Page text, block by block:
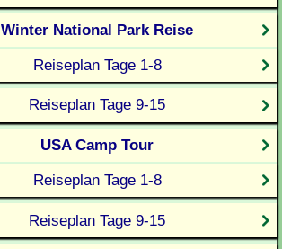
Winter National Park Reise
Reiseplan Tage 1-8
Reiseplan Tage 9-15
USA Camp Tour
Reiseplan Tage 1-8
Reiseplan Tage 9-15